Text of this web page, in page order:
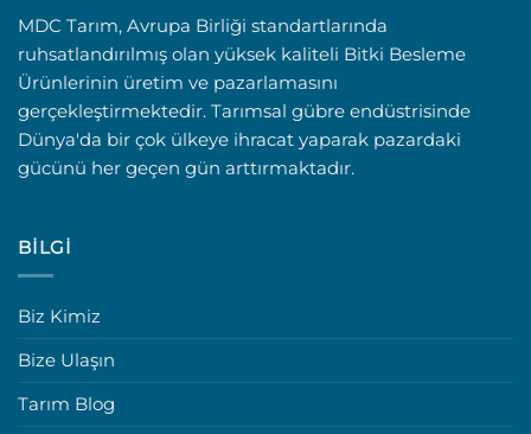
MDC Tarım, Avrupa Birliği standartlarında
ruhsatlandırılmış olan yüksek kaliteli Bitki Besleme
Ürünlerinin üretim ve pazarlamasını
gerçekleştirmektedir. Tarımsal gübre endüstrisinde
Dünya'da bir çok ülkeye ihracat yaparak pazardaki
gücünü her geçen gün arttırmaktadır.
BILGI
Biz Kimiz
Bize Ulaşın
Tarım Blog